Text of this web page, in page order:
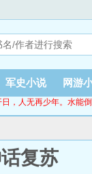
军史小说 网游
，人无再少年。水能
复苏